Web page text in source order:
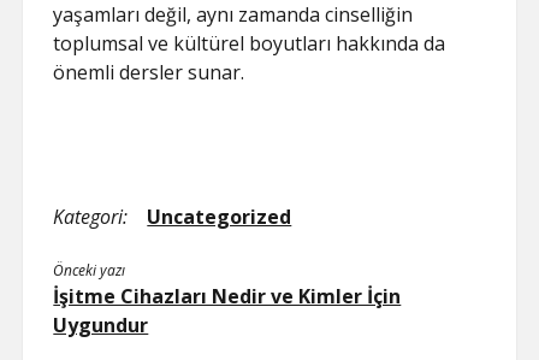
yaşamları değil, aynı zamanda cinselliğin
toplumsal ve kültürel boyutları hakkında da
önemli dersler sunar.
Kategori: Uncategorized
Önceki yazı
İşitme Cihazları Nedir ve Kimler İçin
Uygundur